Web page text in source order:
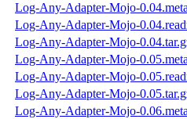
Log-Any-Adapter-Mojo-
Log-Any-Adapter-Mojo-
Log-Any-Adapter-Mojo-
Log-Any-Adapter-Mojo-
Log-Any-Adapter-Mojo-
Log-Any-Adapter-Mojo-
Log-Any-Adapter-Mojo-